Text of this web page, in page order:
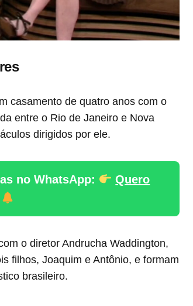
casamento de quatro anos com o
entre o Rio de Janeiro e Nova
dirigidos por ele.
no WhatsApp:
Quero
o diretor Andrucha Waddington,
filhos, Joaquim e Antônio, e formam
brasileiro.